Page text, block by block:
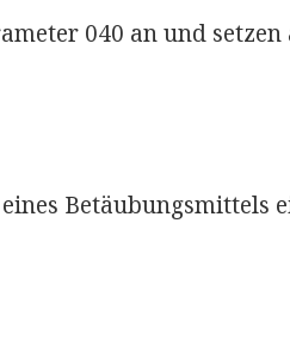
040 an und
Betäubungsmittels